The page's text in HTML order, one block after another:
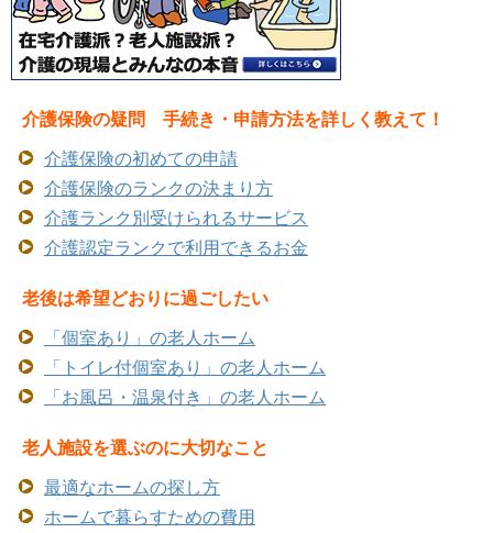
介護保険の疑問 手続き・申請方法を詳しく教えて！
介護保険の初めての申請
介護保険のランクの決まり方
介護ランク別受けられるサービス
介護認定ランクで利用できるお金
老後は希望どおりに過ごしたい
「個室あり」の老人ホーム
「トイレ付個室あり」の老人ホーム
「お風呂・温泉付き」の老人ホーム
老人施設を選ぶのに大切なこと
最適なホームの探し方
ホームで暮らすための費用